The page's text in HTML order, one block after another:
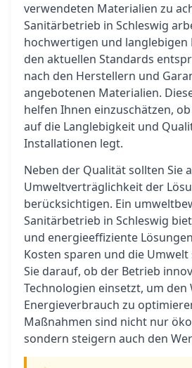
verwendeten Materialien zu
Sanitärbetrieb in Schleswig
hochwertigen und langlebigen
den aktuellen Standards
nach den Herstellern und
angebotenen Materialien.
helfen Ihnen einzuschätzen,
auf die Langlebigkeit und
Installationen legt.
Neben der Qualität sollten Sie
Umweltverträglichkeit der
berücksichtigen. Ein
Sanitärbetrieb in Schleswig
und energieeffiziente
Kosten sparen und die Umwelt
Sie darauf, ob der Betrieb
Technologien einsetzt, um den
Energieverbrauch zu
Maßnahmen sind nicht nur
sondern steigern auch den